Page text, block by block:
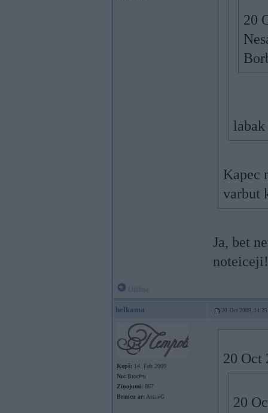
20
Kapec
varbut
Ja, bet
noteiceji!
helkama 20. Oct 2009, 14:25
Kopš: 14. Feb 2009
No: Brocēni
Ziņojumi: 867
Braucu ar: Astra-G
20 Oct
20